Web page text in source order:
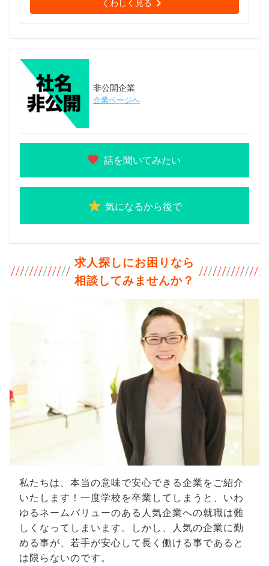
くわしく見る
非公開企業
企業ページへ
話を聞いてみたい
気になるから後で
求人探しにお困りなら
相談してみませんか？
私たちは、本当の意味で安心できる企業をご紹介
いたします！一度学校を卒業してしまうと、いわ
ゆるネームバリューのある人気企業への就職は難
しくなってしまいます。しかし、人気の企業に勤
める事が、若手が安心して長く働ける事であると
は限らないのです。